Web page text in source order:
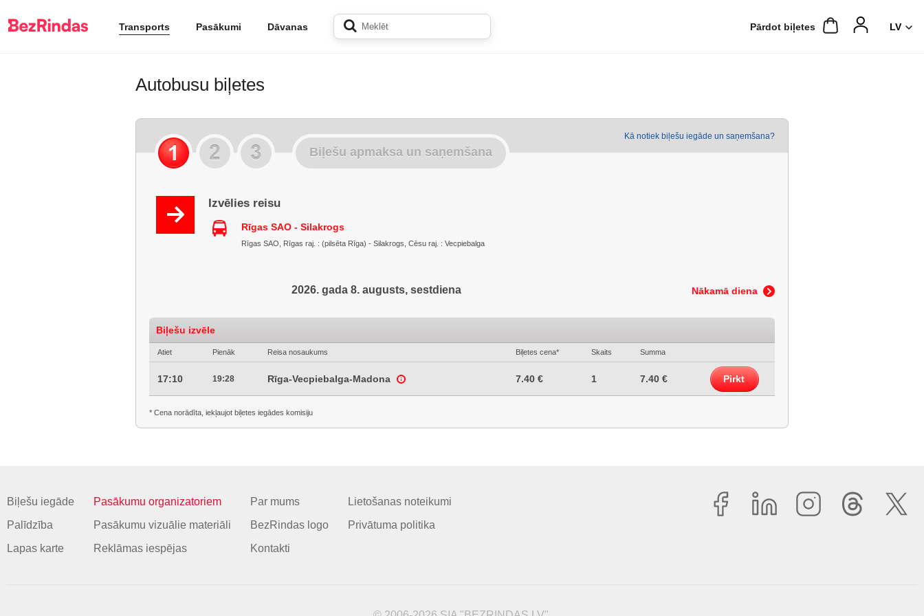
Transports Pasākumi Dāvanas Pārdot biļetes
Autobusu biļetes
Kā notiek biļešu iegāde un saņemšana?
Biļešu apmaksa un saņemšana
Izvēlies reisu
Rīgas SAO - Silakrogs
Rīgas SAO, Rīgas raj. : (pilsēta Rīga) - Silakrogs, Cēsu raj. : Vecpiebalga
Nākamā diena
2026. gada 8. augusts, sestdiena
Biļešu izvēle
Atiet Pienāk Reisa nosaukums Biļetes cena* Skaits Summa
17:10 19:28 Rīga-Vecpiebalga-Madona 7.40 € 1 7.40 € Pirkt
* Cena norādīta, iekļaujot biļetes iegādes komisiju
Biļešu iegāde
Palīdzība
Lapas karte
Pasākumu organizatoriem
Pasākumu vizuālie materiāli
Reklāmas iespējas
Par mums
BezRindas logo
Kontakti
Lietošanas noteikumi
Privātuma politika